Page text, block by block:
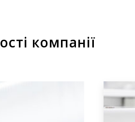
компанії